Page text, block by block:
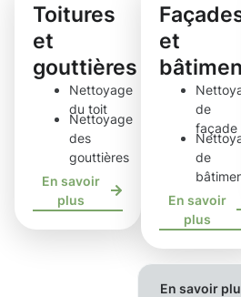
Toitures
et
gouttières
Nettoyage
du toit
Nettoyage
des
gouttières
En savoir
plus
et
de
façade
de
En savoir
plus
En savoir